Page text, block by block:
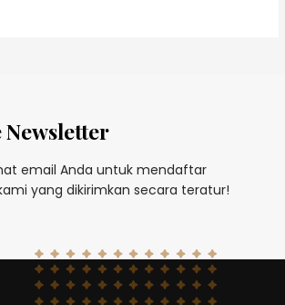
Newsletter
email Anda untuk mendaftar
yang dikirimkan secara teratur!